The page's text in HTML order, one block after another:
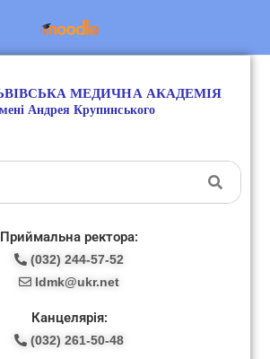
Приймальна ректора:
(032) 244-57-52
ldmk@ukr.net
Канцелярія:
(032) 261-50-48